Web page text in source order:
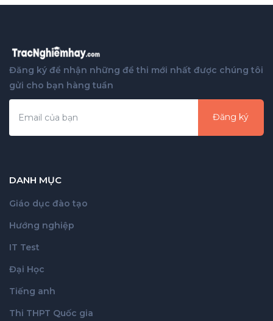
Đăng ký để nhận những đề thi mới nhất được chúng tôi
gửi cho bạn hàng tuần
Đăng ký
DANH MỤC
Giáo dục đào tạo
Hướng nghiệp
IT Test
Đại Học
Tiếng anh
Thi THPT Quốc gia